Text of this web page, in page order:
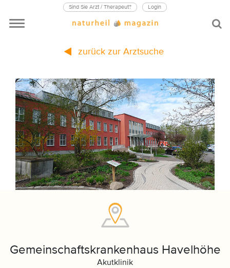
Sind Sie Arzt / Therapeut? Login
zurück zur Arztsuche
Gemeinschaftskrankenhaus Havelhöhe
Akutklinik